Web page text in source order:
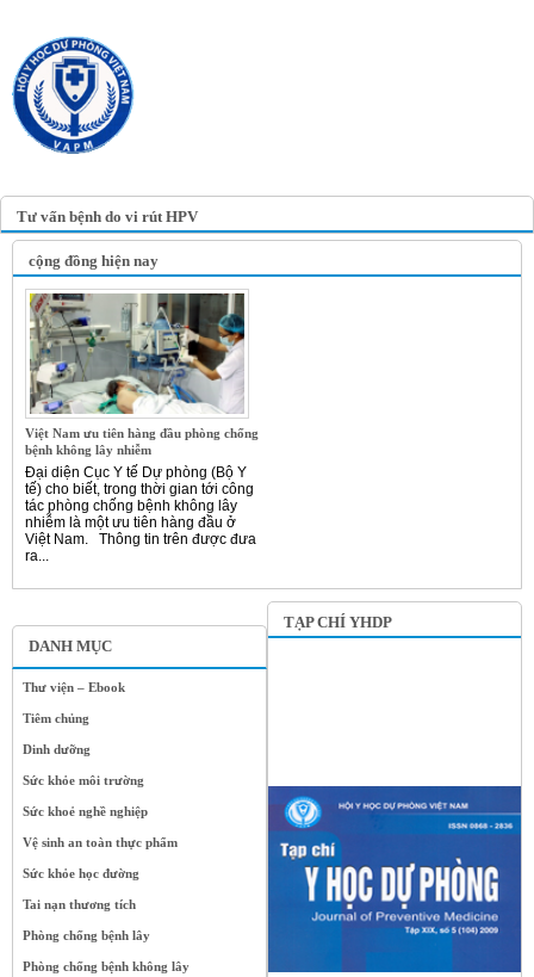
Tư vấn bệnh do vi rút HPV
DANH MỤC
Thư viện – Ebook
Tiêm chủng
Dinh dưỡng
Sức khỏe môi trường
Sức khoẻ nghề nghiệp
Vệ sinh an toàn thực phẩm
Sức khỏe học đường
Tai nạn thương tích
Phòng chống bệnh lây
Phòng chống bệnh không lây
cộng đồng hiện nay
Việt Nam ưu tiên hàng đầu phòng chống
bệnh không lây nhiễm
Đại diện Cục Y tế Dự phòng (Bộ Y
tế) cho biết, trong thời gian tới công
tác phòng chống bệnh không lây
nhiễm là một ưu tiên hàng đầu ở
Việt Nam. Thông tin trên được đưa
ra...
TẠP CHÍ YHDP